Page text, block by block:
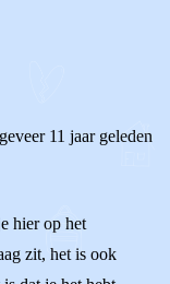
11 jaar geleden
hier op het
zit, het is ook